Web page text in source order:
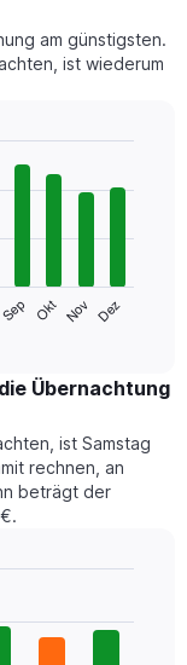
am günstigsten.
ist wiederum
Sep Okt Nov Dez
Übernachtung
ist Samstag
rechnen, an
beträgt der